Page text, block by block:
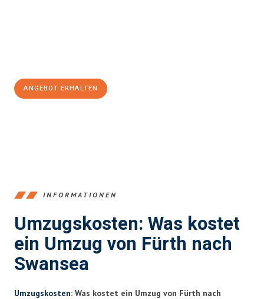
ANGEBOT ERHALTEN
INFORMATIONEN
Umzugskosten: Was kostet
ein Umzug von Fürth nach
Swansea
Umzugskosten: Was kostet ein Umzug von Fürth nach